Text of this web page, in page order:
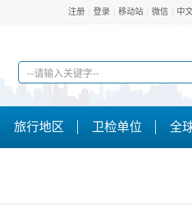
注册 登录 移动站 微信 中
旅行地区 卫检单位 全